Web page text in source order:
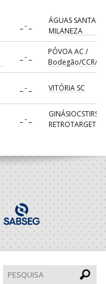
_ - _
ÁGUAS SANTAS
MILANEZA
_ - _
PÓVOA AC /
Bodegão/CCR/
_ - _ VITÓRIA SC
_ - _
RETROTARGET
_ - _ FC PORTO
_ - _ CALE
_ - _ CD FEIRENSE /